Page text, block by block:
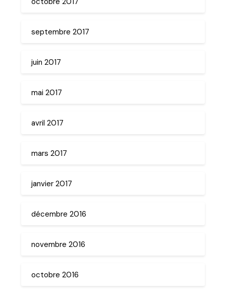
septembre 2017
juin 2017
mai 2017
avril 2017
mars 2017
janvier 2017
décembre 2016
novembre 2016
octobre 2016